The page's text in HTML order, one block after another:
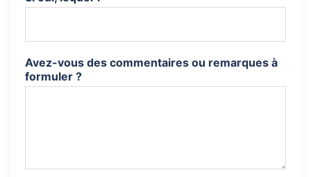
Avez-vous des commentaires ou remarques à
formuler ?